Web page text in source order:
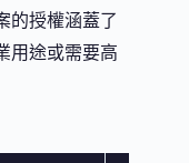
的授權涵蓋了
用途或需要高